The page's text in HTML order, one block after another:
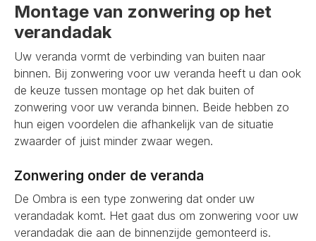
Montage van zonwering op het
verandadak
Uw veranda vormt de verbinding van buiten naar
binnen. Bij zonwering voor uw veranda heeft u dan ook
de keuze tussen montage op het dak buiten of
zonwering voor uw veranda binnen. Beide hebben zo
hun eigen voordelen die afhankelijk van de situatie
zwaarder of juist minder zwaar wegen.
Zonwering onder de veranda
De Ombra is een type zonwering dat onder uw
verandadak komt. Het gaat dus om zonwering voor uw
verandadak die aan de binnenzijde gemonteerd is.